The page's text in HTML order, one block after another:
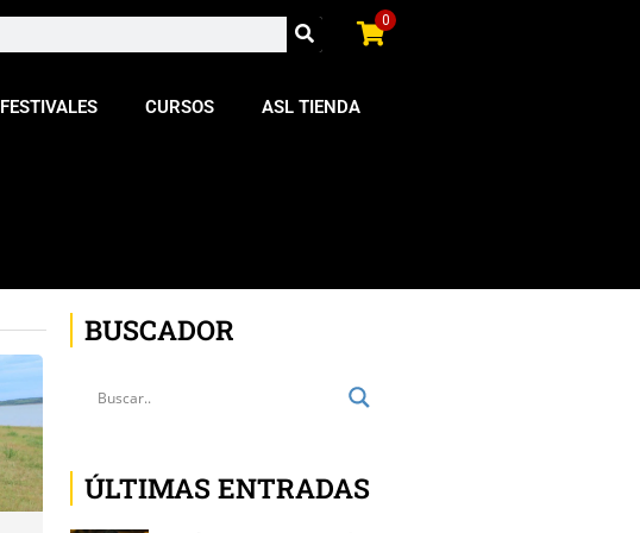
0
FESTIVALES CURSOS ASL TIENDA
BUSCADOR
ÚLTIMAS ENTRADAS